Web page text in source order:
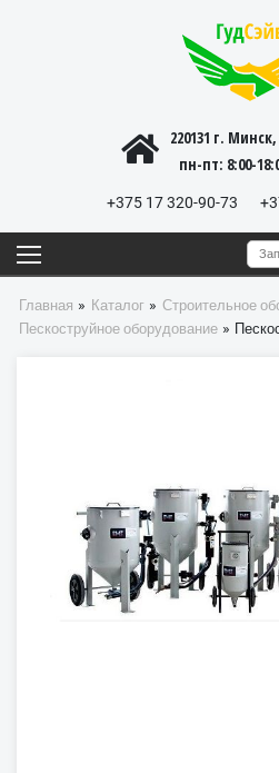
220131 г.
пн-пт: 8:00-
+375 17 320-90-73
Главная » Каталог » Строительное
Пескоструйное оборудование »